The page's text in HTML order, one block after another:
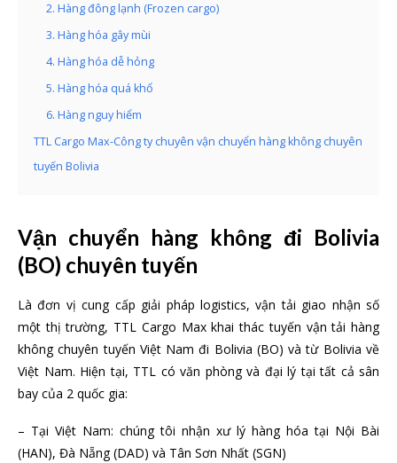
2. Hàng đông lạnh (Frozen cargo)
3. Hàng hóa gây mùi
4. Hàng hóa dễ hỏng
5. Hàng hóa quá khổ
6. Hàng nguy hiểm
TTL Cargo Max-Công ty chuyên vận chuyển hàng không chuyên
tuyến Bolivia
Vận chuyển hàng không đi Bolivia
(BO) chuyên tuyến
Là đơn vị cung cấp giải pháp logistics, vận tải giao nhận số
một thị trường, TTL Cargo Max khai thác tuyến vận tải hàng
không chuyên tuyến Việt Nam đi Bolivia (BO) và từ Bolivia về
Việt Nam. Hiện tại, TTL có văn phòng và đại lý tại tất cả sân
bay của 2 quốc gia:
– Tại Việt Nam: chúng tôi nhận xư lý hàng hóa tại Nội Bài
(HAN), Đà Nẵng (DAD) và Tân Sơn Nhất (SGN)